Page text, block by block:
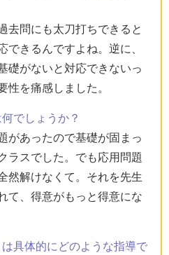
去問にも太刀打ちできると
きるんですよね。逆に、
礎がないと対応できないっ
を痛感しました。
でしょうか？
があったので基礎が固まっ
ラスでした。でも応用問題
然解けなくて。それを先生
て、得意がもっと得意にな
は具体的にどのような指導で